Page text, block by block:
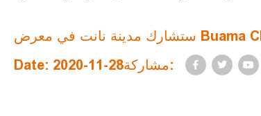
Date: 2020-11-28مشاركة: